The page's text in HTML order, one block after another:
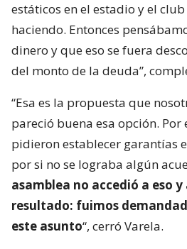
estáticos en el estadio y el
haciendo. Entonces
dinero y que eso se fuera
del monto de la deuda”,
“Esa es la propuesta que
pareció buena esa opción. Por
pidieron establecer garantías
por si no se lograba algún
asamblea no accedió a eso
resultado: fuimos
este asunto“, cerró Varela.